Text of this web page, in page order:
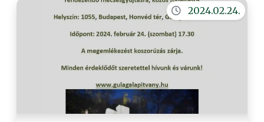
2024.02.24.